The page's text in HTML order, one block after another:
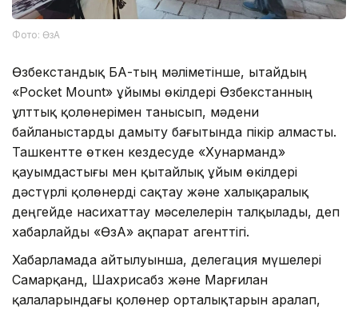
Фото: ӨзА
Өзбекстандық БАҚ-тың мәліметінше, Қытайдың
«Pocket Mount» ұйымы өкілдері Өзбекстанның
ұлттық қолөнерімен танысып, мәдени
байланыстарды дамыту бағытында пікір алмасты.
Ташкентте өткен кездесуде «Хунарманд»
қауымдастығы мен қытайлық ұйым өкілдері
дәстүрлі қолөнерді сақтау және халықаралық
деңгейде насихаттау мәселелерін талқылады, деп
хабарлайды «ӨзА» ақпарат агенттігі.
Хабарламада айтылуынша, делегация мүшелері
Самарқанд, Шахрисабз және Марғилан
қалаларындағы қолөнер орталықтарын аралап,